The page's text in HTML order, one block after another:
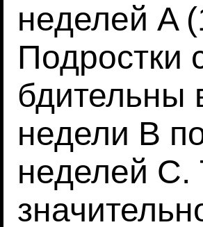
неделей A
Подростки
бдительны
недели B
неделей